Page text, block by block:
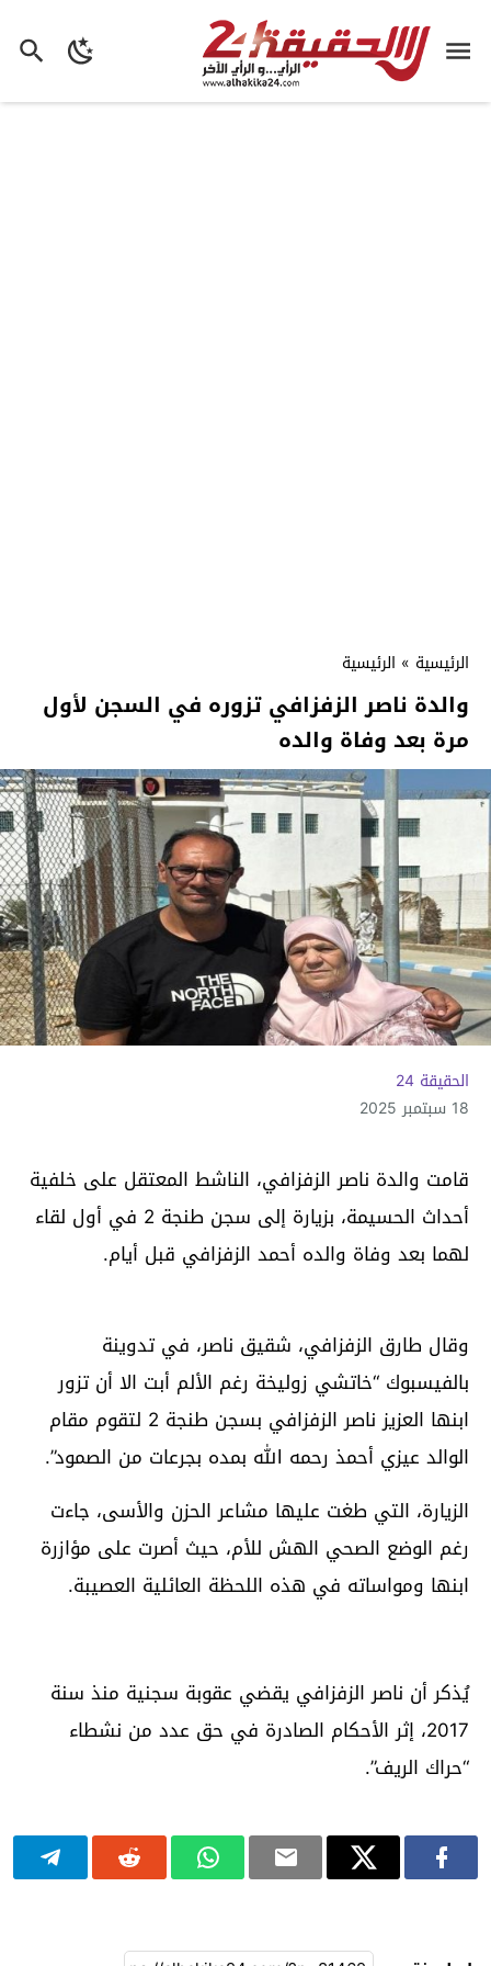
الرئيسية » الرئيسية
والدة ناصر الزفزافي تزوره في السجن لأول
مرة بعد وفاة والده
الحقيقة 24
18 سبتمبر 2025
قامت والدة ناصر الزفزافي، الناشط المعتقل على خلفية
أحداث الحسيمة، بزيارة إلى سجن طنجة 2 في أول لقاء
لهما بعد وفاة والده أحمد الزفزافي قبل أيام.
وقال طارق الزفزافي، شقيق ناصر، في تدوينة
بالفيسبوك “خاتشي زوليخة رغم الألم أبت الا أن تزور
ابنها العزيز ناصر الزفزافي بسجن طنجة 2 لتقوم مقام
الوالد عيزي أحمذ رحمه الله بمده بجرعات من الصمود”.
الزيارة، التي طغت عليها مشاعر الحزن والأسى، جاءت
رغم الوضع الصحي الهش للأم، حيث أصرت على مؤازرة
ابنها ومواساته في هذه اللحظة العائلية العصيبة.
يُذكر أن ناصر الزفزافي يقضي عقوبة سجنية منذ سنة
2017، إثر الأحكام الصادرة في حق عدد من نشطاء
“حراك الريف”.